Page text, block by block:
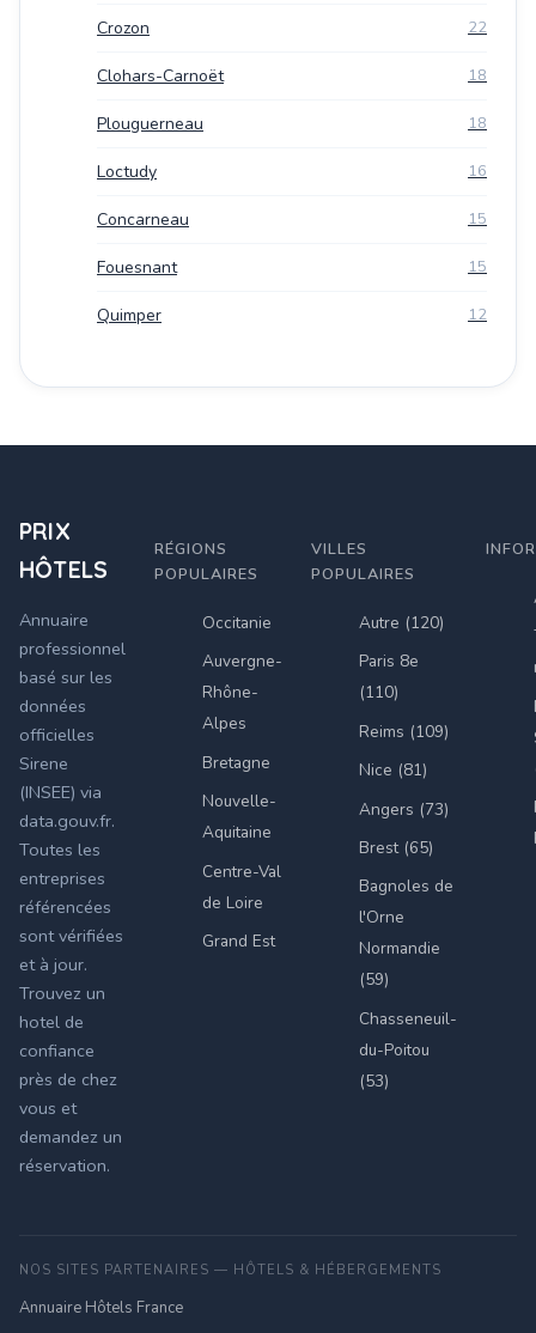
Crozon 22
Clohars-Carnoët 18
Plouguerneau 18
Loctudy 16
Concarneau 15
Fouesnant 15
Quimper 12
PRIX
HÔTELS
Annuaire
professionnel
basé sur les
données
officielles
Sirene
(INSEE) via
data.gouv.fr.
Toutes les
entreprises
référencées
sont vérifiées
et à jour.
Trouvez un
hotel de
confiance
près de chez
vous et
demandez un
réservation.
RÉGIONS
POPULAIRES
Occitanie
Auvergne-
Rhône-
Alpes
Bretagne
Nouvelle-
Aquitaine
Centre-Val
de Loire
Grand Est
VILLES
POPULAIRES
Autre (120)
Paris 8e
(110)
Reims (109)
Nice (81)
Angers (73)
Brest (65)
Bagnoles de
l'Orne
Normandie
(59)
Chasseneuil-
du-Poitou
(53)
NOS SITES PARTENAIRES — HÔTELS & HÉBERGEMENTS
Annuaire Hôtels France